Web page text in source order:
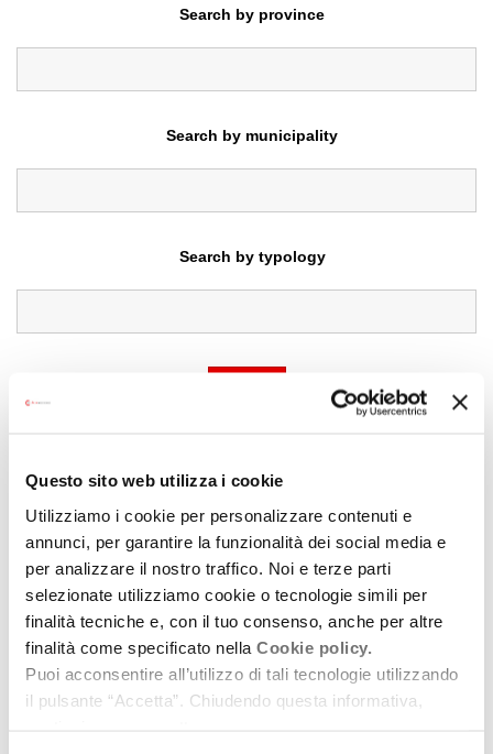
Questo sito web utilizza i cookie
Utilizziamo i cookie per personalizzare contenuti e
annunci, per garantire la funzionalità dei social media e
per analizzare il nostro traffico. Noi e terze parti
selezionate utilizziamo cookie o tecnologie simili per
finalità tecniche e, con il tuo consenso, anche per altre
finalità come specificato nella Cookie policy.
Puoi acconsentire all’utilizzo di tali tecnologie utilizzando
il pulsante “Accetta”. Chiudendo questa informativa,
Search by province
Search by municipality
Search by typology